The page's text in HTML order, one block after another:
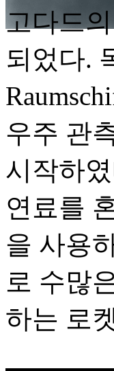
고다드
되었다.
우주 관
시작하
연료를
을 사용
로 수많
하는 로